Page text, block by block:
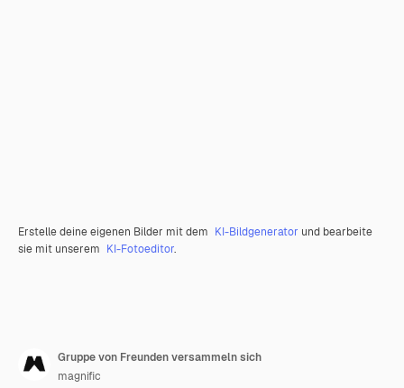
Erstelle deine eigenen Bilder mit dem KI-Bildgenerator und bearbeite
sie mit unserem KI-Fotoeditor.
Gruppe von Freunden versammeln sich
magnific